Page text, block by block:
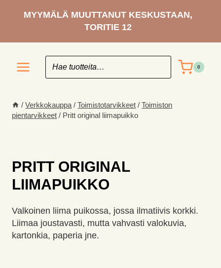
sisältöönMYYMÄLÄ MUUTTANUT KESKUSTAAN,
TORITIE 12
0
/ Verkkokauppa / Toimisto­tarvikkeet / Toimiston
pientarvikkeet / Pritt original liimapuikko
PRITT ORIGINAL
LIIMAPUIKKO
Valkoinen liima puikossa, jossa ilmatiivis korkki.
Liimaa joustavasti, mutta vahvasti valokuvia,
kartonkia, paperia jne.